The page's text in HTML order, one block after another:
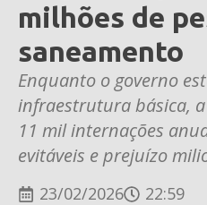
milhões de
saneamento
Enquanto o governo
infraestrutura básica,
11 mil internações
evitáveis e prejuízo
23/02/2026 22:59